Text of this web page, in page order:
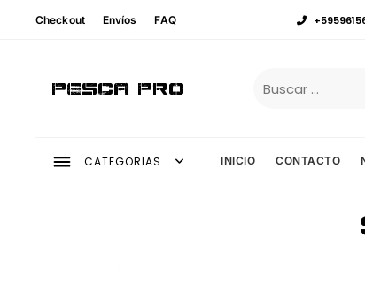
Checkout Envíos FAQ
Pesca Pro
CATEGORIAS INICIO CONTACTO